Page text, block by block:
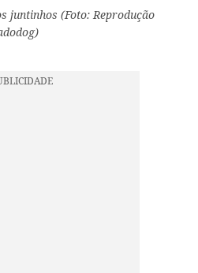
juntinhos (Foto: Reprodução